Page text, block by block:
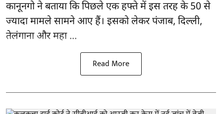
कानूनगो ने बताया कि पिछले एक हफ्ते में इस तरह के 50 से
ज्यादा मामले सामने आए हैं। इसको लेकर पंजाब, दिल्ली,
तेलंगाना और महा ...
Read More